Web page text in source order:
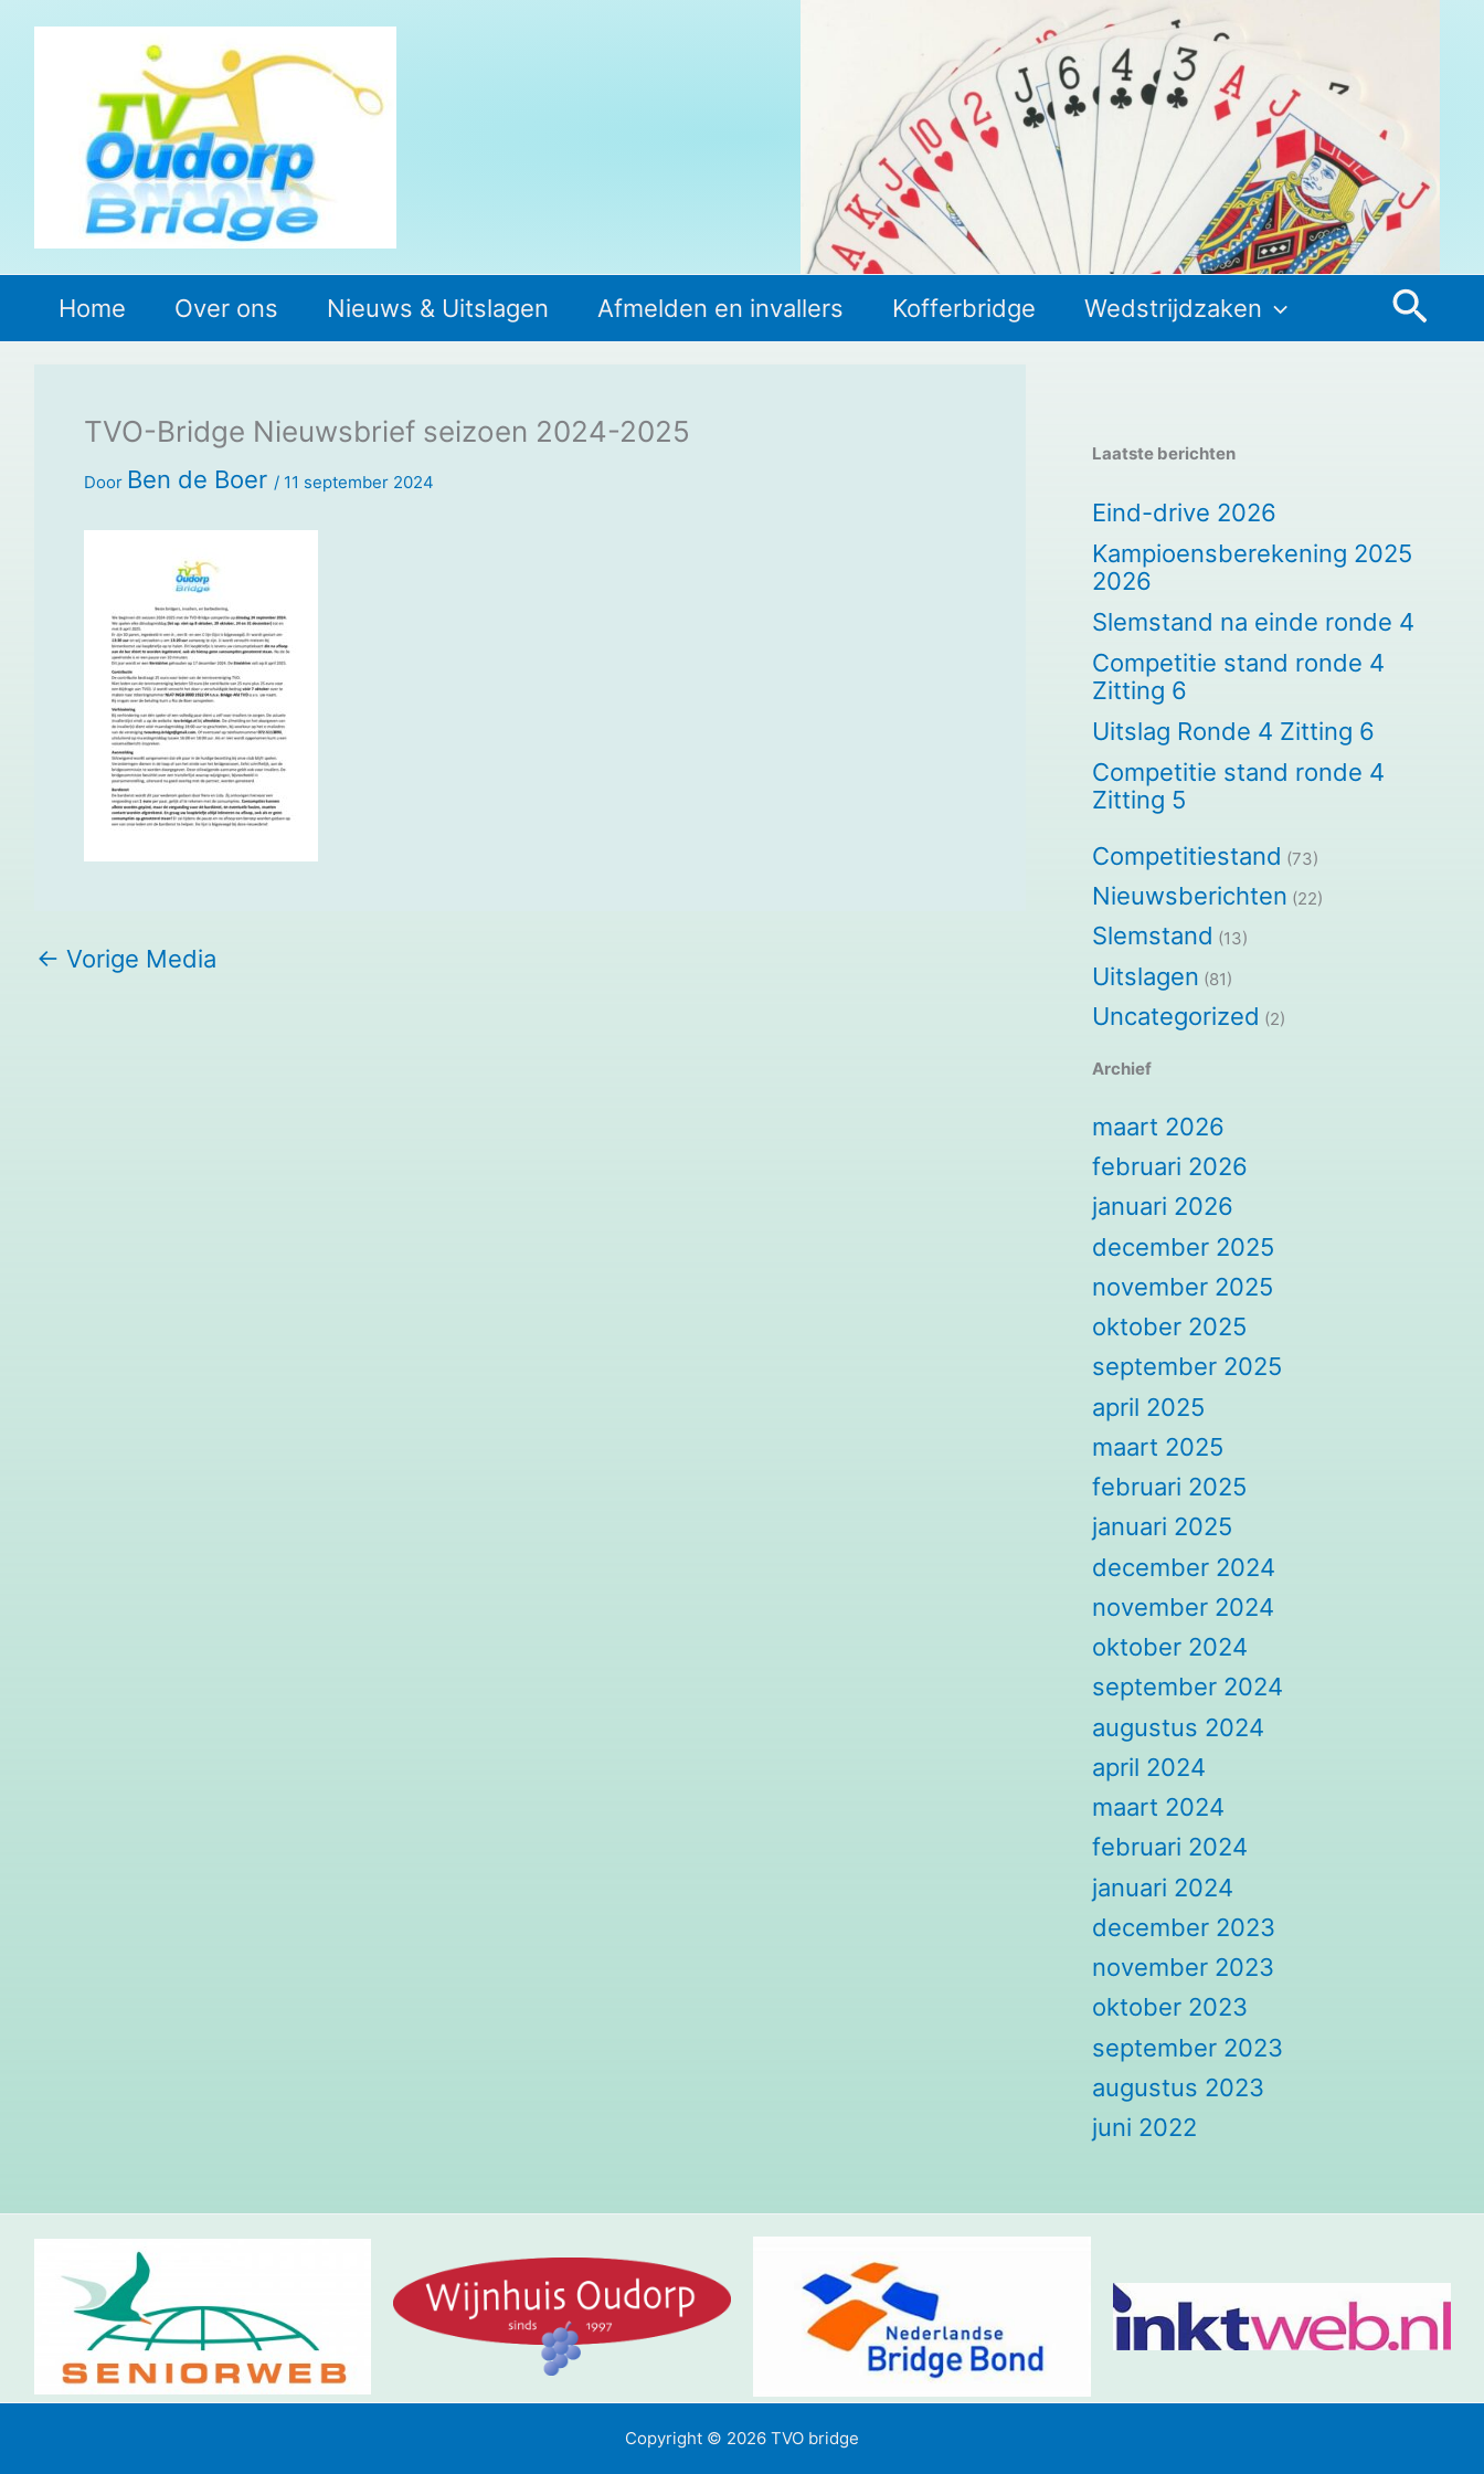
Home Over ons Nieuws & Uitslagen Afmelden en invallers Kofferbridge Wedstrijdzaken
TVO-Bridge Nieuwsbrief seizoen 2024-2025
Door Ben de Boer / 11 september 2024
← Vorige Media
Laatste berichten
Eind-drive 2026
Kampioensberekening 2025
2026
Slemstand na einde ronde 4
Competitie stand ronde 4
Zitting 6
Uitslag Ronde 4 Zitting 6
Competitie stand ronde 4
Zitting 5
Competitiestand (73)
Nieuwsberichten (22)
Slemstand (13)
Uitslagen (81)
Uncategorized (2)
Archief
maart 2026
februari 2026
januari 2026
december 2025
november 2025
oktober 2025
september 2025
april 2025
maart 2025
februari 2025
januari 2025
december 2024
november 2024
oktober 2024
september 2024
augustus 2024
april 2024
maart 2024
februari 2024
januari 2024
december 2023
november 2023
oktober 2023
september 2023
augustus 2023
juni 2022
Copyright © 2026 TVO bridge